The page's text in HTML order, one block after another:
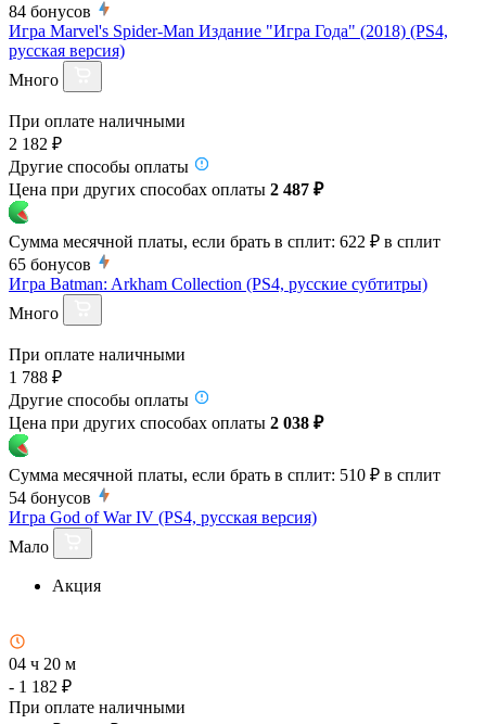
84 бонусов
Игра Marvel's Spider-Man Издание "Игра Года" (2018) (PS4,
русская версия)
Много
При оплате наличными
2 182 ₽
Другие способы оплаты
Цена при других способах оплаты 2 487 ₽
Сумма месячной платы, если брать в сплит: 622 ₽ в сплит
65 бонусов
Игра Batman: Arkham Collection (PS4, русские субтитры)
Много
При оплате наличными
1 788 ₽
Другие способы оплаты
Цена при других способах оплаты 2 038 ₽
Сумма месячной платы, если брать в сплит: 510 ₽ в сплит
54 бонусов
Игра God of War IV (PS4, русская версия)
Мало
Акция
04 ч 20 м
- 1 182 ₽
При оплате наличными